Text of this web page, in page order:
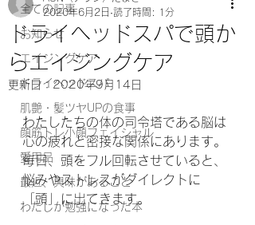
全ての記事
お知らせ
エイジングケア
ドライヘッドスパ
肌艶・髪ツヤUPの食事
顔筋トレ小顔フェイシャル
愛用品
最近、興味があること
わたしが勉強になった本
ドライヘッドスパで頭か
らエイジングケア
2020年6月2日 読了時間: 1分
更新日： 2020年9月14日
わたしたちの体の司令塔である脳は
心の疲れと密接な関係にあります。
毎日、頭をフル回転させていると、
悩みやストレスがダイレクトに
「頭」に出てきます。